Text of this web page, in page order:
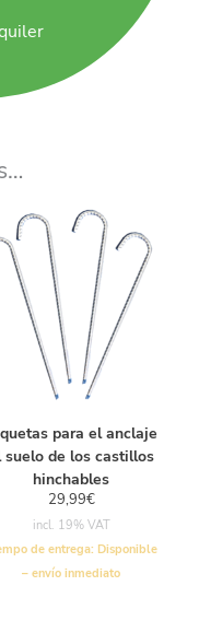
para el anclaje
suelo de los castillos
hinchables
29,99€
incl. 19% VAT
de entrega: Disponible
– envío inmediato